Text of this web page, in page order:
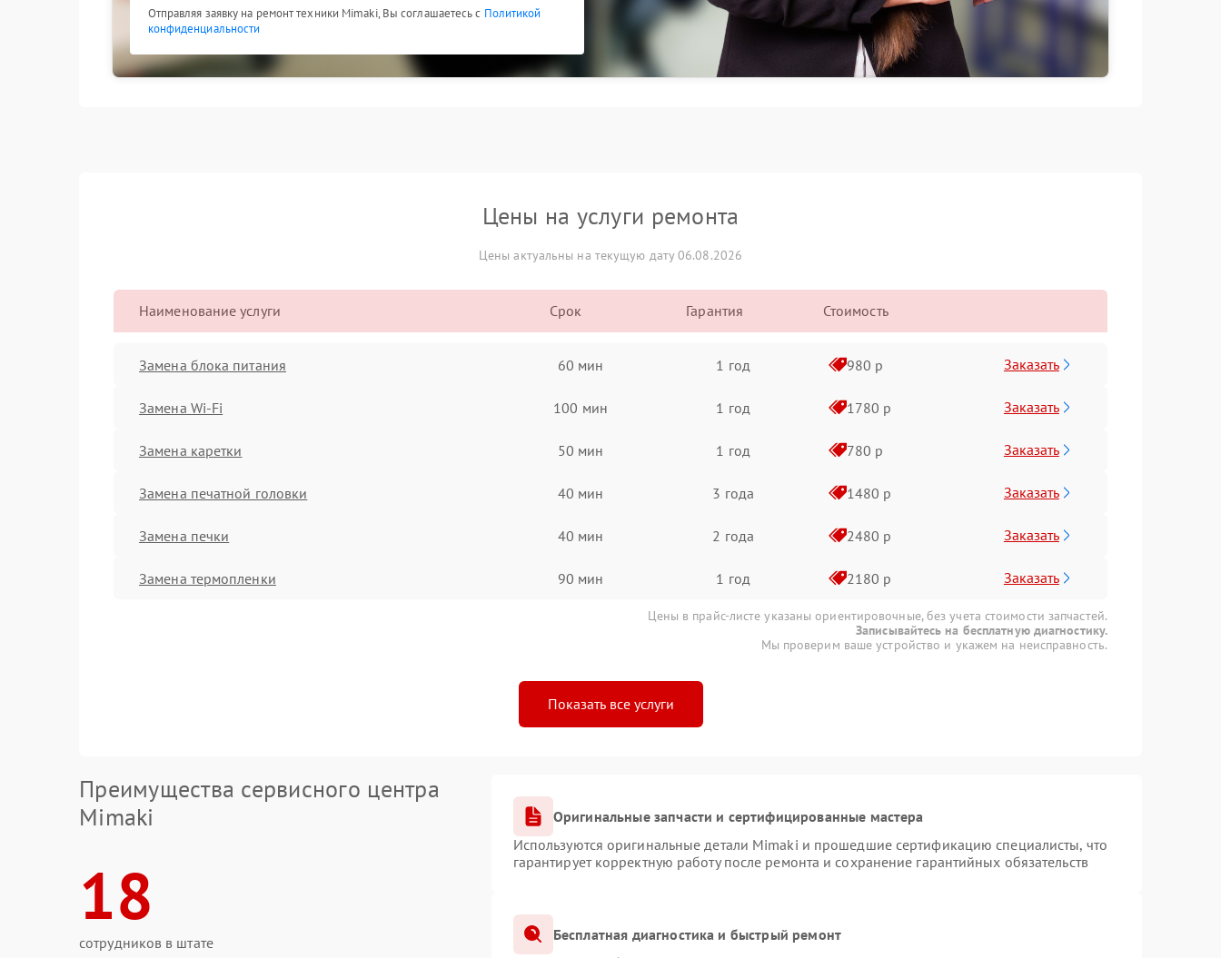
Отправляя заявку на ремонт техники Mimaki, Вы соглашаетесь с Политикой
конфиденциальности
Цены на услуги ремонта
Цены актуальны на текущую дату 06.08.2026
Наименование услуги Срок Гарантия Стоимость
Замена блока питания 60 мин 1 год 980 р Заказать
Замена Wi-Fi 100 мин 1 год 1780 р Заказать
Замена каретки 50 мин 1 год 780 р Заказать
Замена печатной головки 40 мин 3 года 1480 р Заказать
Замена печки 40 мин 2 года 2480 р Заказать
Замена термопленки 90 мин 1 год 2180 р Заказать
Цены в прайс-листе указаны ориентировочные, без учета стоимости запчастей.
Записывайтесь на бесплатную диагностику.
Мы проверим ваше устройство и укажем на неисправность.
Показать все услуги
Преимущества сервисного центра
Mimaki
18
сотрудников в штате
Оригинальные запчасти и сертифицированные мастера
Используются оригинальные детали Mimaki и прошедшие сертификацию специалисты, что
гарантирует корректную работу после ремонта и сохранение гарантийных обязательств
Бесплатная диагностика и быстрый ремонт